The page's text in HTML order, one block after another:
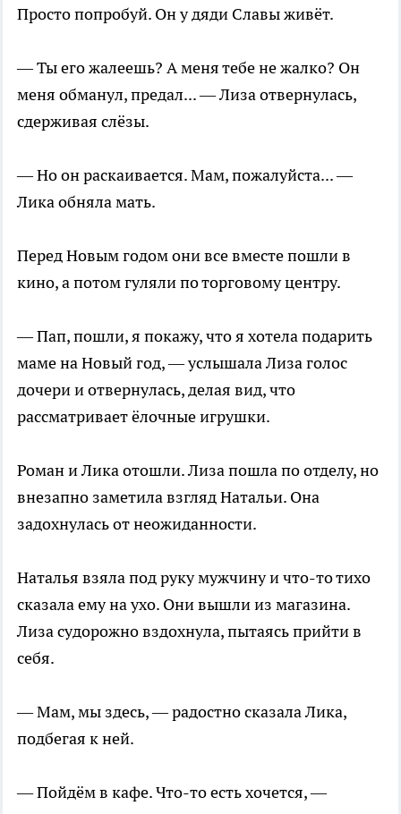
Просто попробуй. Он у дяди Славы живёт.
— Ты его жалеешь? А меня тебе не жалко? Он
меня обманул, предал... — Лиза отвернулась,
сдерживая слёзы.
— Но он раскаивается. Мам, пожалуйста... —
Лика обняла мать.
Перед Новым годом они все вместе пошли в
кино, а потом гуляли по торговому центру.
— Пап, пошли, я покажу, что я хотела подарить
маме на Новый год, — услышала Лиза голос
дочери и отвернулась, делая вид, что
рассматривает ёлочные игрушки.
Роман и Лика отошли. Лиза пошла по отделу, но
внезапно заметила взгляд Натальи. Она
задохнулась от неожиданности.
Наталья взяла под руку мужчину и что-то тихо
сказала ему на ухо. Они вышли из магазина.
Лиза судорожно вздохнула, пытаясь прийти в
себя.
— Мам, мы здесь, — радостно сказала Лика,
подбегая к ней.
— Пойдём в кафе. Что-то есть хочется, —